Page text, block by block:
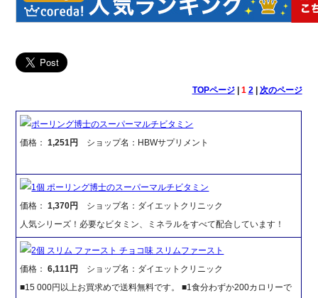
TOPページ| 1 2| 次のページ
ポーリング博士のスーパーマルチビタミン
価格：1,251円 ショップ名：HBWサプリメント
1個 ポーリング博士のスーパーマルチビタミン
価格：1,370円
ショップ名：ダイエットクリニック
人気シリーズ！必要なビタミン、ミネラルをすべて配合しています！
2個 スリム ファースト チョコ味 スリムファースト
価格：6,111円
ショップ名：ダイエットクリニック
■15 000円以上お買求めで送料無料です。 ■1食分わずか200カロリーで